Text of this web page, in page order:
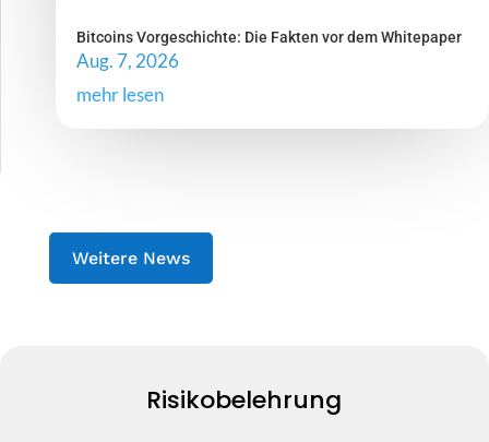
Bitcoins Vorgeschichte: Die Fakten vor dem Whitepaper
Aug. 7, 2026
mehr lesen
Weitere News
Risikobelehrung